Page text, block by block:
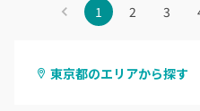
1 2 3
東京都のエリアから探す